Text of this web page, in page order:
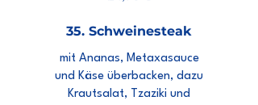
35. Schweinesteak
mit Ananas, Metaxasauce
und Käse überbacken, dazu
Krautsalat, Tzaziki und